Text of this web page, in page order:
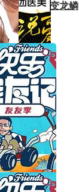
谁知废柴变龙鳞
期
李一花
集